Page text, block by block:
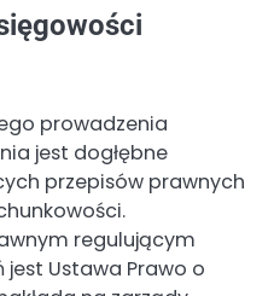
prowadzenia
jest dogłębne
przepisów prawnych
regulującym
jest Ustawa Prawo o